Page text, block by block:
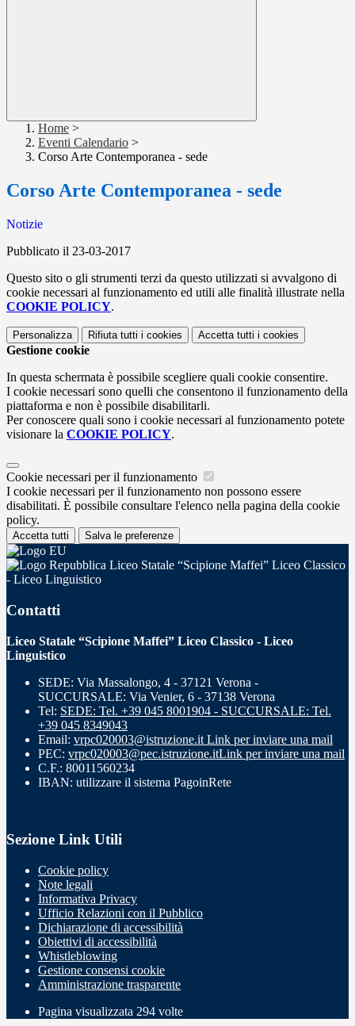
Home >
Eventi Calendario >
Corso Arte Contemporanea - sede
Corso Arte Contemporanea - sede
Notizie
Pubblicato il 23-03-2017
Questo sito o gli strumenti terzi da questo utilizzati si avvalgono di
cookie necessari al funzionamento ed utili alle finalità illustrate nella
COOKIE POLICY.
Personalizza Rifiuta tutti i cookies Accetta tutti i cookies
Gestione cookie
In questa schermata è possibile scegliere quali cookie consentire.
I cookie necessari sono quelli che consentono il funzionamento della
piattaforma e non è possibile disabilitarli.
Per conoscere quali sono i cookie necessari al funzionamento potete
visionare la COOKIE POLICY.
Cookie necessari per il funzionamento
I cookie necessari per il funzionamento non possono essere
disabilitati. È possibile consultare l'elenco nella pagina della cookie
policy.
Accetta tutti Salva le preferenze
Liceo Statale “Scipione Maffei” Liceo Classico
- Liceo Linguistico
Contatti
Liceo Statale “Scipione Maffei” Liceo Classico - Liceo
Linguistico
SEDE: Via Massalongo, 4 - 37121 Verona -
SUCCURSALE: Via Venier, 6 - 37138 Verona
Tel: SEDE: Tel. +39 045 8001904 - SUCCURSALE: Tel.
+39 045 8349043
Email: vrpc020003@istruzione.it Link per inviare una mail
PEC: vrpc020003@pec.istruzione.itLink per inviare una mail
C.F.: 80011560234
IBAN: utilizzare il sistema PagoinRete
Sezione Link Utili
Cookie policy
Note legali
Informativa Privacy
Ufficio Relazioni con il Pubblico
Dichiarazione di accessibilità
Obiettivi di accessibilità
Whistleblowing
Gestione consensi cookie
Amministrazione trasparente
Pagina visualizzata 294 volte